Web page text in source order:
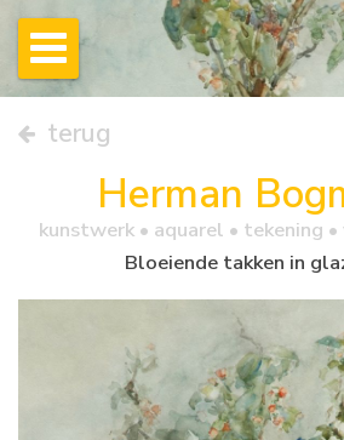
terug
Herman
kunstwerk • aquarel • tekening
Bloeiende takken in